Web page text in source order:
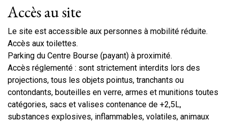
Accès au site
Le site est accessible aux personnes à mobilité réduite.
Accès aux toilettes.
Parking du Centre Bourse (payant) à proximité.
Accès réglementé : sont strictement interdits lors des
projections, tous les objets pointus, tranchants ou
contondants, bouteilles en verre, armes et munitions toutes
catégories, sacs et valises contenance de +2,5L,
substances explosives, inflammables, volatiles, animaux